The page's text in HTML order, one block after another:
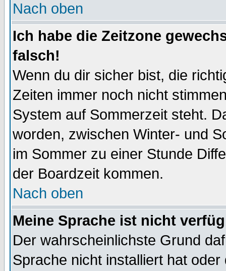
Nach oben
Ich habe die Zeitzone
falsch!
Wenn du dir sicher bist, die
Zeiten immer noch nicht
System auf Sommerzeit steht.
worden, zwischen Winter- und
im Sommer zu einer Stunde
der Boardzeit kommen.
Nach oben
Meine Sprache ist nicht
Der wahrscheinlichste Grund
Sprache nicht installiert hat